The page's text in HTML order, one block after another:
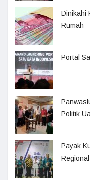
Dinikahi
Rumah
Portal
Politik
Payak